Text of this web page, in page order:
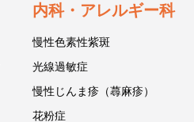
内科・アレルギー科
慢性色素性紫斑
光線過敏症
慢性じんま疹（蕁麻疹）
花粉症